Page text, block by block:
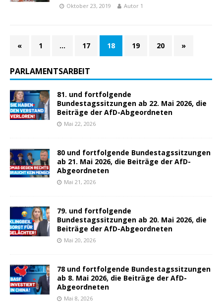
Oktober 23, 2019 Autor 1
« 1 … 17 18 19 20 »
PARLAMENTSARBEIT
81. und fortfolgende
Bundestagssitzungen ab 22. Mai 2026, die
Beiträge der AfD-Abgeordneten
Mai 22, 2026
80 und fortfolgende Bundestagssitzungen
ab 21. Mai 2026, die Beiträge der AfD-
Abgeordneten
Mai 21, 2026
79. und fortfolgende
Bundestagssitzungen ab 20. Mai 2026, die
Beiträge der AfD-Abgeordneten
Mai 20, 2026
78 und fortfolgende Bundestagssitzungen
ab 8. Mai 2026, die Beiträge der AfD-
Abgeordneten
Mai 8, 2026